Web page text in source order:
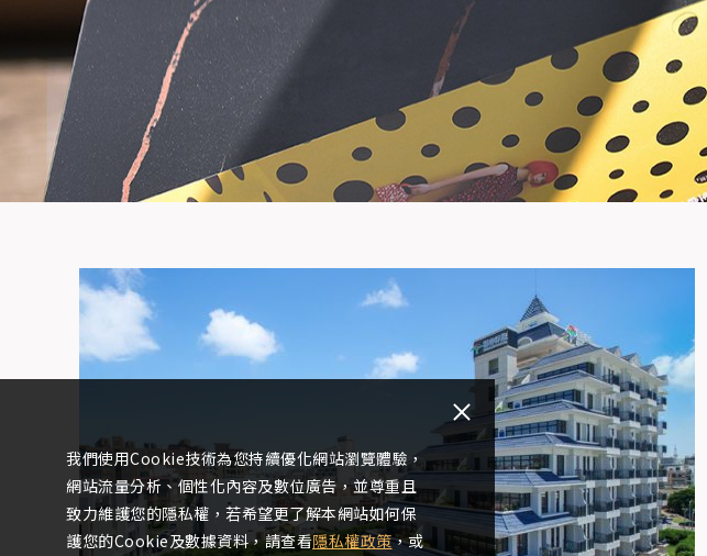
我們使用Cookie技術為您持續優化網站瀏覽體驗，
網站流量分析、個性化內容及數位廣告，並尊重且
致力維護您的隱私權，若希望更了解本網站如何保
護您的Cookie及數據資料，請查看隱私權政策，或